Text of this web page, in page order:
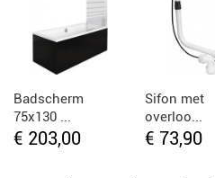
Badscherm
75x130 ...
€ 203,00
Sifon met
overloo...
€ 73,90